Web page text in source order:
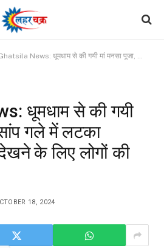
News: धूमधाम से की गयी मां मनसा पूजा, सांप गले में लटका दिखायी भक्ति, देखने के लिए लोगों की उमड़ी भीड़
धूमधाम से की गयी
गले में लटका
के लिए लोगों की
18, 2024